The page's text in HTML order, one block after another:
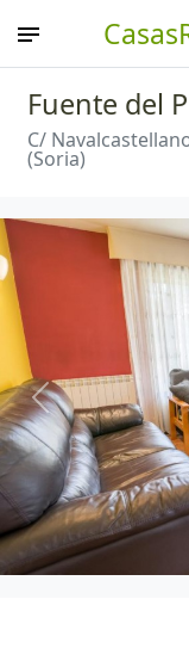
Fuente del
C/
(Soria)
Anterior